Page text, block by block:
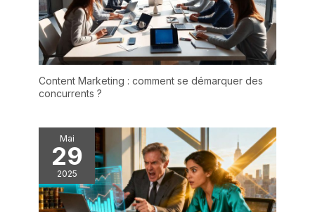
Content Marketing : comment se démarquer des
concurrents ?
Mai
29
2025